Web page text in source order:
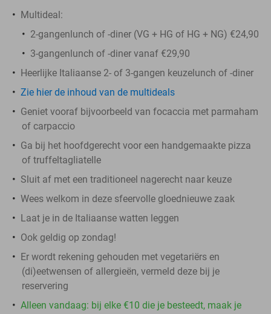
Multideal:
2-gangenlunch of -diner (VG + HG of HG + NG) €24,90
3-gangenlunch of -diner vanaf €29,90
Heerlijke Italiaanse 2- of 3-gangen keuzelunch of -diner
Zie hier de inhoud van de multideals
Geniet vooraf bijvoorbeeld van focaccia met parmaham
of carpaccio
Ga bij het hoofdgerecht voor een handgemaakte pizza
of truffeltagliatelle
Sluit af met een traditioneel nagerecht naar keuze
Wees welkom in deze sfeervolle gloednieuwe zaak
Laat je in de Italiaanse watten leggen
Ook geldig op zondag!
Er wordt rekening gehouden met vegetariërs en
(di)eetwensen of allergieën, vermeld deze bij je
reservering
Alleen vandaag: bij elke €10 die je besteedt, maak je